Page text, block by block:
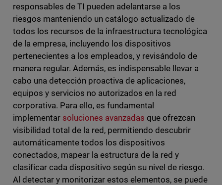
responsables de TI pueden adelantarse a los
riesgos manteniendo un catálogo actualizado de
todos los recursos de la infraestructura tecnológica
de la empresa, incluyendo los dispositivos
pertenecientes a los empleados, y revisándolo de
manera regular. Además, es indispensable llevar a
cabo una detección proactiva de aplicaciones,
equipos y servicios no autorizados en la red
corporativa. Para ello, es fundamental
implementar soluciones avanzadas que ofrezcan
visibilidad total de la red, permitiendo descubrir
automáticamente todos los dispositivos
conectados, mapear la estructura de la red y
clasificar cada dispositivo según su nivel de riesgo.
Al detectar y monitorizar estos elementos, se puede